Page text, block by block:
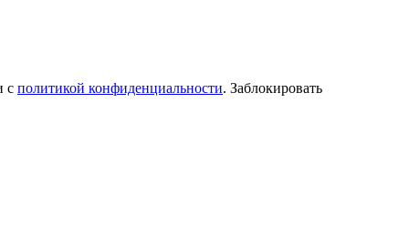
с политикой конфиденциальности. Заблокировать